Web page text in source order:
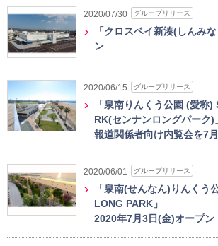
2020/07/30 グループリリース
「クロスベイ新湊(しんみ
ン
2020/06/15 グループリリース
「泉南りんくう公園 (愛称
RK(センナンロングパーク)
報道関係者向け内覧会を7
2020/06/01 グループリリース
「泉南(せんなん)りんくう
LONG PARK」
2020年7月3日(金)オープン